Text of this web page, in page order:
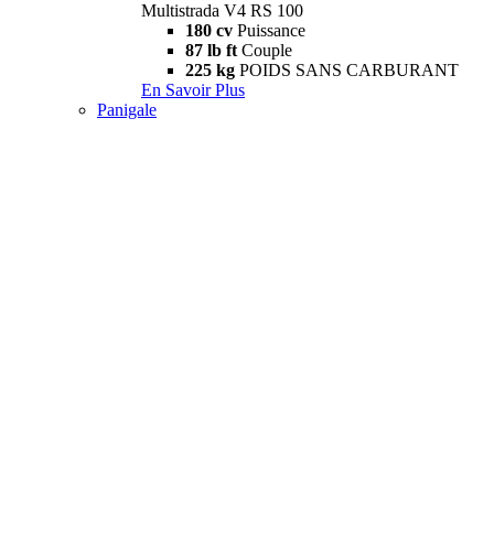
Multistrada V4 RS 100
180 cv Puissance
87 lb ft Couple
225 kg POIDS SANS CARBURANT
En Savoir Plus
Panigale